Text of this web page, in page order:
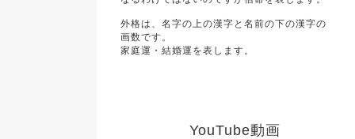
外格は、名字の上の漢字と名前の下の漢字の
画数です。
家庭運・結婚運を表します。
YouTube動画